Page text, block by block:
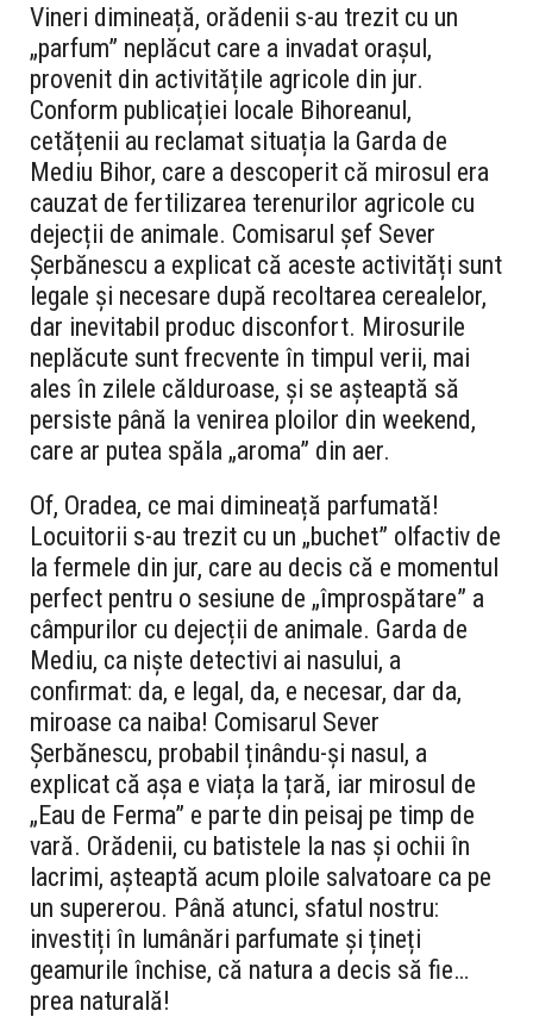
Vineri dimineață, orădenii s-au trezit cu un
„parfum” neplăcut care a invadat orașul,
provenit din activitățile agricole din jur.
Conform publicației locale Bihoreanul,
cetățenii au reclamat situația la Garda de
Mediu Bihor, care a descoperit că mirosul era
cauzat de fertilizarea terenurilor agricole cu
dejecții de animale. Comisarul șef Sever
Șerbănescu a explicat că aceste activități sunt
legale și necesare după recoltarea cerealelor,
dar inevitabil produc disconfort. Mirosurile
neplăcute sunt frecvente în timpul verii, mai
ales în zilele călduroase, și se așteaptă să
persiste până la venirea ploilor din weekend,
care ar putea spăla „aroma” din aer.
Of, Oradea, ce mai dimineață parfumată!
Locuitorii s-au trezit cu un „buchet” olfactiv de
la fermele din jur, care au decis că e momentul
perfect pentru o sesiune de „împrospătare” a
câmpurilor cu dejecții de animale. Garda de
Mediu, ca niște detectivi ai nasului, a
confirmat: da, e legal, da, e necesar, dar da,
miroase ca naiba! Comisarul Sever
Șerbănescu, probabil ținându-și nasul, a
explicat că așa e viața la țară, iar mirosul de
„Eau de Ferma” e parte din peisaj pe timp de
vară. Orădenii, cu batistele la nas și ochii în
lacrimi, așteaptă acum ploile salvatoare ca pe
un supererou. Până atunci, sfatul nostru:
investiți în lumânări parfumate și țineți
geamurile închise, că natura a decis să fie…
prea naturală!